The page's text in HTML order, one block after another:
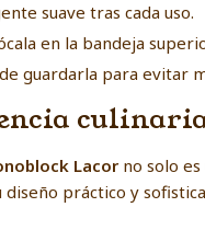
suave tras cada uso.
en la bandeja
guardarla para evitar
Lacorno solo es
práctico y